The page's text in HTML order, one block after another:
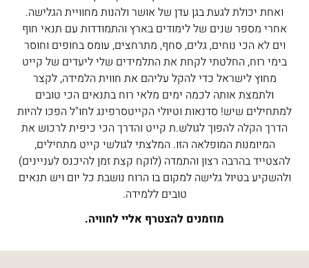
ואחת יכולת לגעת בגן עדן של אושר ולהנות מחוויית הגלישה.
אחרי מספר שנים של לימודים בארץ והתמודדות עם תנאי חוף
וים לא הכי נוחים, גלים, סחף, מתרחצים, עומס בחופים וחוסר
בימי רוח, החלטתי לקחת את התלמידים שלי ליעדים של קייט
מחוץ לישראל כדי להקל עליהם את חווית הלמידה, לקצר
ולתמצת אותה לכמה ימים מלאי רוח בתנאים הכי טובים
למתחילים שיש! סדנאות וטיולי הקייטסרפינג לחו"ל הפכו להיות
הדרך הקלה להפוך לגולש.ת קייט והדרך הכי כיפית לרכוש את
המיומנות המופלאה הזו. המלצתי לגולשי קייט מתחילים,
להצטייד בהרבה רצון והתמדה (לוקח קצת זמן להיכנס לעניינים)
ולהשקיע בטיול גלישה למקום בו הרוח נושבת כל יום ויש תנאים
טובים ללמידה.
מוזמנים להצטרף אליי לחוויה.